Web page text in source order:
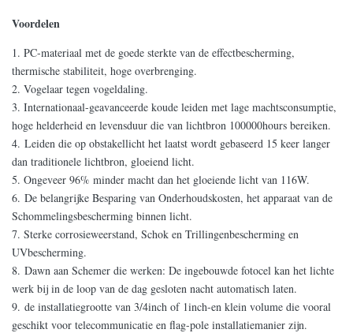
Voordelen
1. PC-materiaal met de goede sterkte van de effectbescherming,
thermische stabiliteit, hoge overbrenging.
2. Vogelaar tegen vogeldaling.
3. Internationaal-geavanceerde koude leiden met lage machtsconsumptie,
hoge helderheid en levensduur die van lichtbron 100000hours bereiken.
4. Leiden die op obstakellicht het laatst wordt gebaseerd 15 keer langer
dan traditionele lichtbron, gloeiend licht.
5. Ongeveer 96% minder macht dan het gloeiende licht van 116W.
6. De belangrijke Besparing van Onderhoudskosten, het apparaat van de
Schommelingsbescherming binnen licht.
7. Sterke corrosieweerstand, Schok en Trillingenbescherming en
UVbescherming.
8. Dawn aan Schemer die werken: De ingebouwde fotocel kan het lichte
werk bij in de loop van de dag gesloten nacht automatisch laten.
9. de installatiegrootte van 3/4inch of 1inch-en klein volume die vooral
geschikt voor telecommunicatie en flag-pole installatiemanier zijn.